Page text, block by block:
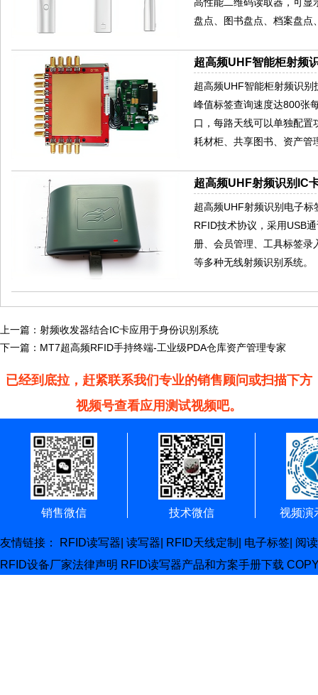
盘点、图书盘点、档案盘点
超高频UHF智能柜射频
超高频UHF智能柜射频识
峰值标签查询速度达800张
口，每路天线可以单独配
耗材柜、共享图书、资产管
超高频UHF射频识别IC
超高频UHF射频识别电子
RFID技术协议，采用USB
册、会员管理、工具标签录
等多种无线射频识别系统。
上一篇： 射频收发器结合IC卡应用于身份识别系统
下一篇： MT7超高频RFID手持终端-工业级PDA仓库资产管理专家
已经到底拉，赶紧联系我们专业的销售顾问或扫描下方
视频号查看应用测试视频吧。
销售微信 技术微信 视频演
友情链接： RFID读写器 读写器 RFID天线定制 电子标签 阅
RFID设备厂家法律声明 RFID读写器产品和方案手册下载